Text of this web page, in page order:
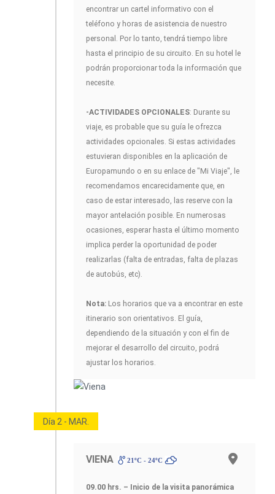
encontrar un cartel informativo con el
teléfono y horas de asistencia de nuestro
personal. Por lo tanto, tendrá tiempo libre
hasta el principio de su circuito. En su hotel le
podrán proporcionar toda la información que
necesite.
-ACTIVIDADES OPCIONALES: Durante su
viaje, es probable que su guía le ofrezca
actividades opcionales. Si estas actividades
estuvieran disponibles en la aplicación de
Europamundo o en su enlace de "Mi Viaje", le
recomendamos encarecidamente que, en
caso de estar interesado, las reserve con la
mayor antelación posible. En numerosas
ocasiones, esperar hasta el último momento
implica perder la oportunidad de poder
realizarlas (falta de entradas, falta de plazas
de autobús, etc).
Nota: Los horarios que va a encontrar en este
itinerario son orientativos. El guía,
dependiendo de la situación y con el fin de
mejorar el desarrollo del circuito, podrá
ajustar los horarios.
Día 2 - MAR.
VIENA 21ºC - 24ºC
09.00 hrs. – Inicio de la visita panorámica